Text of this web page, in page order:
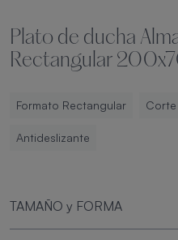
Plato de ducha
Rectangular
Formato Rectangular
Antideslizante
TAMAÑO y FORMA